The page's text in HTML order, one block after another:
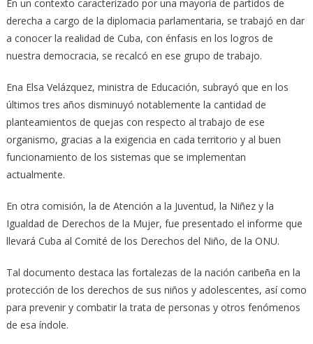
En un contexto caracterizado por una mayoría de partidos de
derecha a cargo de la diplomacia parlamentaria, se trabajó en dar
a conocer la realidad de Cuba, con énfasis en los logros de
nuestra democracia, se recalcó en ese grupo de trabajo.
Ena Elsa Velázquez, ministra de Educación, subrayó que en los
últimos tres años disminuyó notablemente la cantidad de
planteamientos de quejas con respecto al trabajo de ese
organismo, gracias a la exigencia en cada territorio y al buen
funcionamiento de los sistemas que se implementan
actualmente.
En otra comisión, la de Atención a la Juventud, la Niñez y la
Igualdad de Derechos de la Mujer, fue presentado el informe que
llevará Cuba al Comité de los Derechos del Niño, de la ONU.
Tal documento destaca las fortalezas de la nación caribeña en la
protección de los derechos de sus niños y adolescentes, así como
para prevenir y combatir la trata de personas y otros fenómenos
de esa índole.